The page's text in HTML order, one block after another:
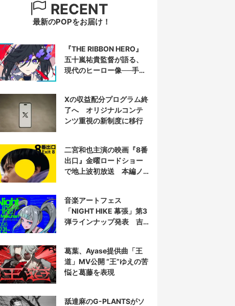
RECENT
最新のPOPをお届け！
『THE RIBBON HERO』
五十嵐祐貴監督が語る、
現代のヒーロー像──手塚
Xの収益配分プログラム終
了へ オリジナルコンテ
ンツ重視の新制度に移行
二宮和也主演の映画『8番
出口』金曜ロードショー
で地上波初放送 本編ノ
音楽アートフェス
「NIGHT HIKE 幕張」第3
弾ラインナップ発表 吉
葛葉、Ayase提供曲「王
道」MV公開 “王”ゆえの苦
悩と葛藤を表現
舐達麻のG-PLANTSがソ